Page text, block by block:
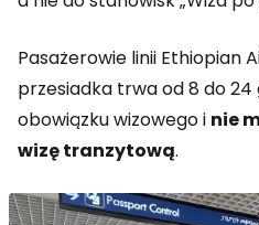
Pasażerowie linii Ethiopian
przesiadka trwa od 8 do 24
obowiązku wizowego i nie
wizę tranzytową.